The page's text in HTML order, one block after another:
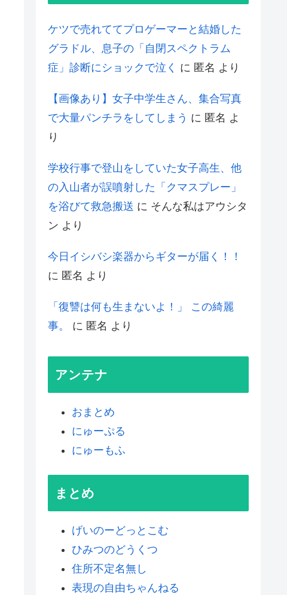
ケツで売れててプロゲーマーと結婚した
グラドル、息子の「自閉スペクトラム
症」診断にショックで泣く に 匿名 より
【画像あり】女子中学生さん、集合写真
で大量パンチラをしてしまう に 匿名 よ
り
学校行事で登山をしていた女子高生、他
の入山者が誤噴射した「クマスプレー」
を浴びて救急搬送 に そんな私はアウシタ
ン より
今日イシバシ楽器からギターが届く！！
に 匿名 より
「復讐は何も生まないよ！」 この綺麗
事。
に 匿名 より
アンテナ
おまとめ
にゅーぷる
にゅーもふ
まとめ
げいのーどっとこむ
ひみつのどうくつ
住所不定名無し
表現の自由ちゃんねる